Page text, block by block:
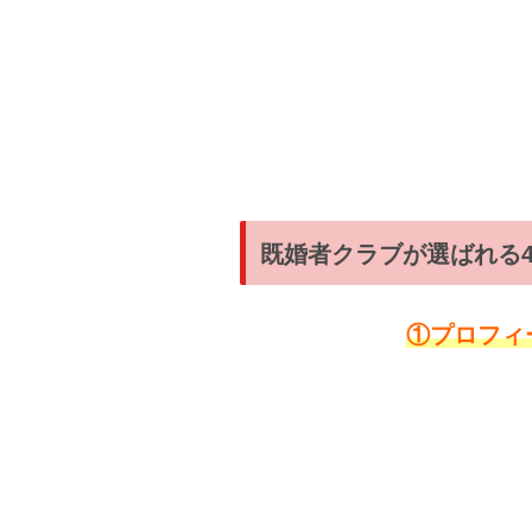
既婚者クラブが選ばれる
①プロフィ